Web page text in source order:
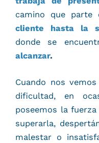
camino que parte
cliente hasta la
donde se
alcanzar.
Cuando nos
dificultad, en
poseemos la
superarla,
malestar o